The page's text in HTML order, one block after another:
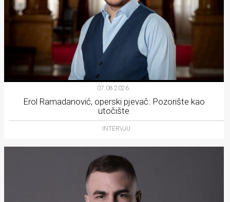
07.08.2026.
Erol Ramadanović, operski pjevač: Pozorište kao
utočište
INTERVJU